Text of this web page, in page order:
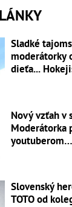
Sladké
moderátorky
dieťa...
Nový vzťah v
Moderátorka
youtuberom…
Slovenský
TOTO od